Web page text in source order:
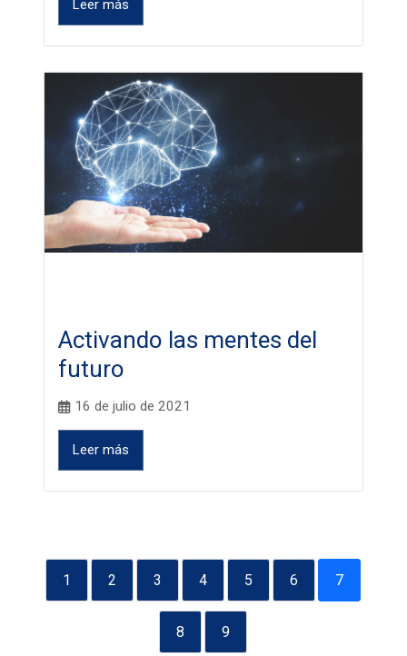
Leer más
Activando las mentes del
futuro
16 de julio de 2021
Leer más
1 2 3 4 5 6 7
8 9